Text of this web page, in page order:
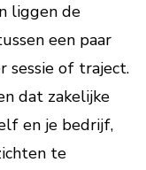
liggen de
een paar
sessie of traject.
dat zakelijke
en je bedrijf,
te